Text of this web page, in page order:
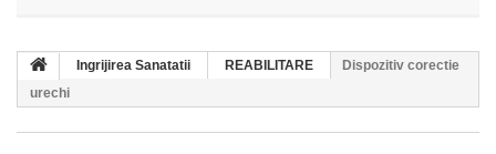
Ingrijirea Sanatatii REABILITARE
Dispozitiv corectie
urechi